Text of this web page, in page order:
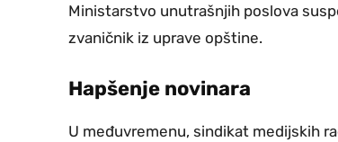
Ministarstvo unutrašnjih poslova
zvaničnik iz uprave opštine.
Hapšenje novinara
U međuvremenu, sindikat medijskih